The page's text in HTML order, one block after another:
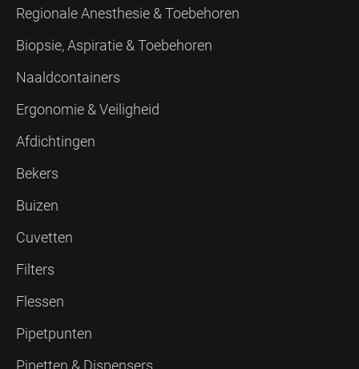
Regionale Anesthesie & Toebehoren
Biopsie, Aspiratie & Toebehoren
Naaldcontainers
Ergonomie & Veiligheid
Afdichtingen
Bekers
Buizen
Cuvetten
Filters
Flessen
Pipetpunten
Pipetten & Dispensers